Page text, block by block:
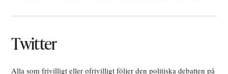
Twitter
Alla som frivilligt eller ofrivilligt följer den politiska debatten på